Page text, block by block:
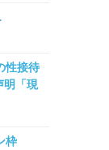
性接待
明「現
枠